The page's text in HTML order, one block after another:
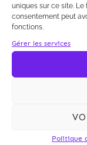
uniques sur ce site.
consentement peut
fonctions.
Gérer les services
Politique
Par un récent
d'Etat a
opposition à
l'eau ne
qu'ainsi, elle
procédure